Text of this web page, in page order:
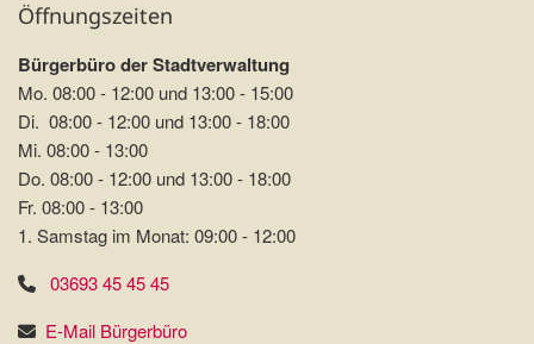
Öffnungszeiten
Bürgerbüro der Stadtverwaltung
Mo. 08:00 - 12:00 und 13:00 - 15:00
Di. 08:00 - 12:00 und 13:00 - 18:00
Mi. 08:00 - 13:00
Do. 08:00 - 12:00 und 13:00 - 18:00
Fr. 08:00 - 13:00
1. Samstag im Monat: 09:00 - 12:00
03693 45 45 45
E-Mail Bürgerbüro